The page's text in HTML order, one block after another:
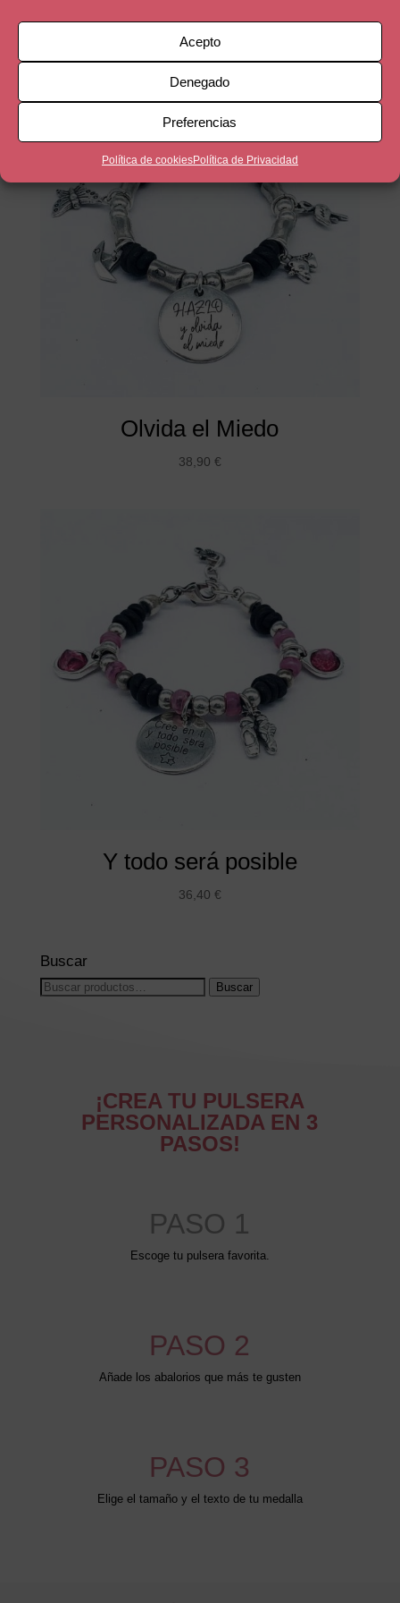
Acepto
Denegado
Preferencias
Política de cookiesPolítica de Privacidad
Olvida el Miedo
38,90 €
Y todo será posible
36,40 €
Buscar
Buscar
Buscar
¡CREA TU PULSERA
PERSONALIZADA EN 3
PASOS!
PASO 1
Escoge tu pulsera favorita.
PASO 2
Añade los abalorios que más te gusten
PASO 3
Elige el tamaño y el texto de tu medalla